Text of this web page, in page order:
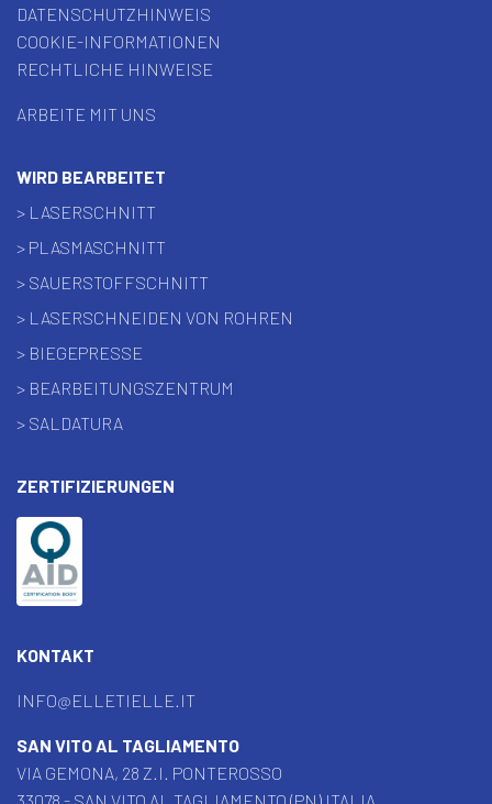
DATENSCHUTZHINWEIS
COOKIE-INFORMATIONEN
RECHTLICHE HINWEISE
ARBEITE MIT UNS
WIRD BEARBEITET
> LASERSCHNITT
> PLASMASCHNITT
> SAUERSTOFFSCHNITT
> LASERSCHNEIDEN VON ROHREN
> BIEGEPRESSE
> BEARBEITUNGSZENTRUM
> SALDATURA
ZERTIFIZIERUNGEN
KONTAKT
INFO@ELLETIELLE.IT
SAN VITO AL TAGLIAMENTO
VIA GEMONA, 28 Z.I. PONTEROSSO